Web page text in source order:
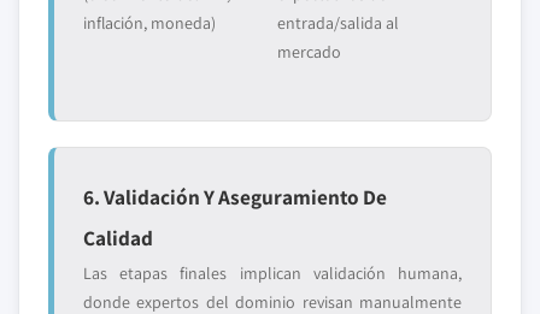
inflación, moneda)
entrada/salida al
mercado
6. Validación Y Aseguramiento De
Calidad
Las etapas finales implican validación humana,
donde expertos del dominio revisan manualmente